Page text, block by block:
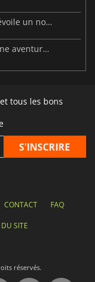
Beast of Reincarnation : Game Freak dévoile un nouveau pari
Big Walk est disponible : partez pour une aventure entre amis
tous les bons
CONTACT FAQ
SITE
réservés.